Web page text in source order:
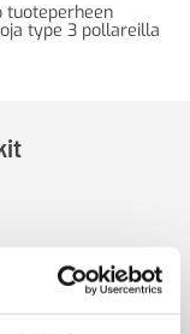
tuoteperheen
type 3 pollareilla